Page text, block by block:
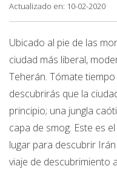
Actualizado en: 10-02-2020
Ubicado al pie de las
ciudad más liberal,
Teherán. Tómate
descubrirás que la
principio; una jungla
capa de smog. Este es
lugar para descubrir
viaje de descubrimiento